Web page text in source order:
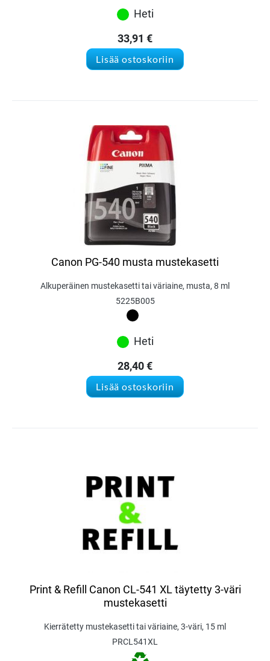
Heti
33,91 €
Lisää ostoskoriin
Canon PG-540 musta mustekasetti
Alkuperäinen mustekasetti tai väriaine, musta, 8 ml
5225B005
Heti
28,40€
Lisää ostoskoriin
Print & Refill Canon CL-541 XL täytetty 3-väri
mustekasetti
Kierrätetty mustekasetti tai väriaine, 3-väri, 15 ml
PRCL541XL